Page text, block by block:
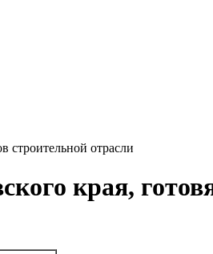
строительной отрасли
края,